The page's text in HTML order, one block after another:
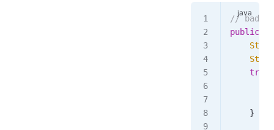
// bad：直
public
    try
    }